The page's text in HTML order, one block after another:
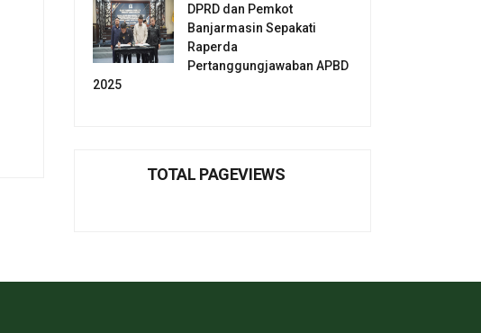
DPRD dan Pemkot
Banjarmasin Sepakati
Raperda
Pertanggungjawaban APBD
2025
TOTAL PAGEVIEWS